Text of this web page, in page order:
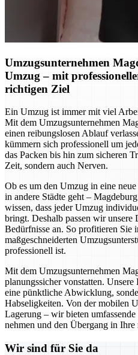
Umzugsunternehmen
Umzug – mit
richtigen Ziel
Ein Umzug ist immer mit viel
Mit dem Umzugsunternehmen
einen reibungslosen Ablauf
kümmern sich professionell um
das Packen bis hin zum sicheren
Zeit, sondern auch Nerven.
Ob es um den Umzug in eine
in andere Städte geht –
wissen, dass jeder Umzug
bringt. Deshalb passen wir unsere
Bedürfnisse an. So profitieren Sie
maßgeschneiderten
professionell ist.
Mit dem Umzugsunternehmen
planungssicher vonstatten.
eine pünktliche Abwicklung,
Habseligkeiten. Von der mobilen
Lagerung – wir bieten
nehmen und den Übergang in Ihre
Wir sind für Sie da